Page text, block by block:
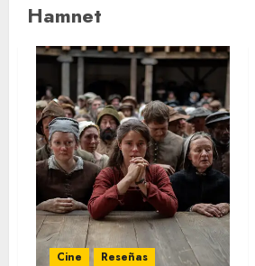
Hamnet
Cine Reseñas